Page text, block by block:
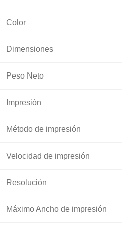
Color
Dimensiones
Peso Neto
Impresión
Método de impresión
Velocidad de impresión
Resolución
Máximo Ancho de impresión